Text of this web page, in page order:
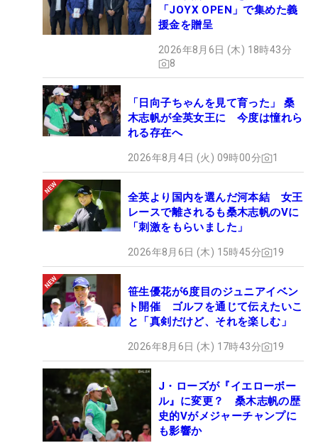
「JOYX OPEN」で集めた義
援金を贈呈
2026年8月6日 (木) 18時43分
8
「日向子ちゃんを見て育った」 桑
木志帆が全英女王に 今度は憧れら
れる存在へ
2026年8月4日 (火) 09時00分 1
全英より国内を選んだ河本結 女王
レースで離されるも桑木志帆のVに
「刺激をもらいました」
2026年8月6日 (木) 15時45分 19
笹生優花が6度目のジュニアイベン
ト開催 ゴルフを通じて伝えたいこ
と「真剣だけど、それを楽しむ」
2026年8月6日 (木) 17時43分 19
J・ローズが『イエローボー
ル』に変更？ 桑木志帆の歴
史的Vがメジャーチャンプに
も影響か